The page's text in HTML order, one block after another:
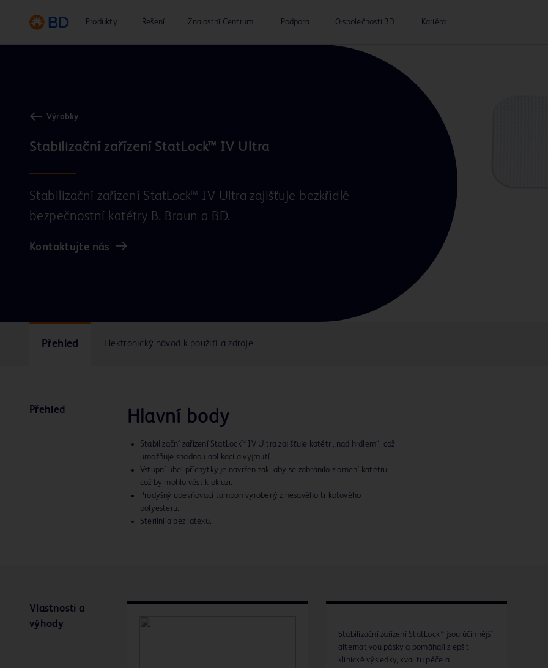
Produkty Řešení Znalostní Centrum Podpora O společnosti BD Kariéra
Výrobky
Stabilizační zařízení StatLock™ IV Ultra zajišťuje bezkřídlé
bezpečnostní katétry B. Braun a BD.
Kontaktujte nás
Přehled Elektronický návod k použití a zdroje
Přehled Hlavní body
Stabilizační zařízení StatLock™ IV Ultra zajišťuje katétr „nad hrdlem“, což
umožňuje snadnou aplikaci a vyjmutí.
Vstupní úhel příchytky je navržen tak, aby se zabránilo zlomení katétru,
což by mohlo vést k okluzi.
Prodyšný upevňovací tampon vyrobený z nesavého trikotového
polyesteru.
Sterilní a bez latexu.
Vlastnosti a
výhody
Stabilizační zařízení StatLock™ jsou účinnější
alternativou pásky a pomáhají zlepšit
klinické výsledky, kvalitu péče a